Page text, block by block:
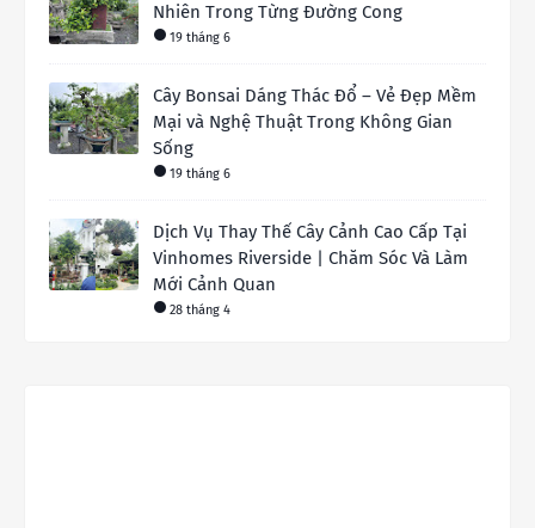
Nhiên Trong Từng Đường Cong
19 tháng 6
Cây Bonsai Dáng Thác Đổ – Vẻ Đẹp Mềm
Mại và Nghệ Thuật Trong Không Gian
Sống
19 tháng 6
Dịch Vụ Thay Thế Cây Cảnh Cao Cấp Tại
Vinhomes Riverside | Chăm Sóc Và Làm
Mới Cảnh Quan
28 tháng 4